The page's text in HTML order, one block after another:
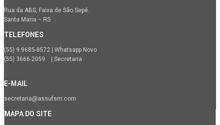
Rua da ABS, Faixa de São Sepé.
Santa Maria – RS
TELEFONES
(55) 9.9685-8572 | Whatsapp Novo
(55) 3666-2059 | Secretaria
E-MAIL
secretaria@assufsm.com
MAPA DO SITE